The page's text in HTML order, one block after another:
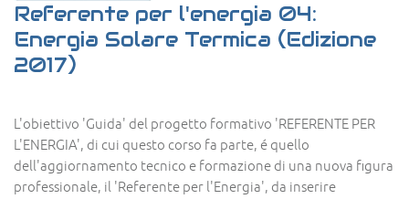
Referente per l'energia 04:
Energia Solare Termica (Edizione
2017)
L'obiettivo 'Guida' del progetto formativo 'REFERENTE PER
L'ENERGIA', di cui questo corso fa parte, é quello
dell'aggiornamento tecnico e formazione di una nuova figura
professionale, il 'Referente per l'Energia', da inserire